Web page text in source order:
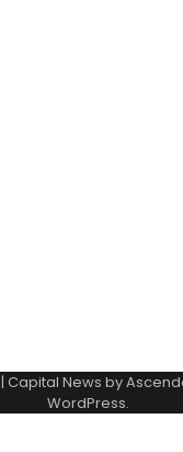
| Capital News by
WordPress.